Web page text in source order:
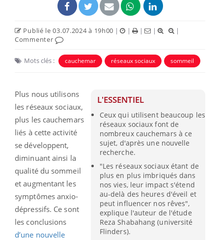
Publié le 03.07.2024 à 19h00 | | | |
|
Commenter
Mots clés : cauchemar réseaux sociaux sommeil
L'ESSENTIEL
Ceux qui utilisent beaucoup les
réseaux sociaux font de
nombreux cauchemars à ce
sujet, d'après une nouvelle
recherche.
"Les réseaux sociaux étant de
plus en plus imbriqués dans
nos vies, leur impact s'étend
au-delà des heures d'éveil et
peut influencer nos rêves",
explique l'auteur de l'étude
Reza Shabahang (université
Flinders).
Plus nous utilisons
les réseaux sociaux,
plus les cauchemars
liés à cette activité
se développent,
diminuant ainsi la
qualité du sommeil
et augmentant les
symptômes anxio-
dépressifs. Ce sont
les conclusions
d’une nouvelle